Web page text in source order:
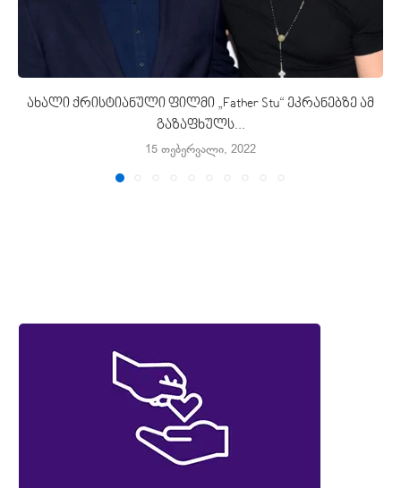
ახალი ქრისტიანული ფილმი „Father Stu“ ეკრანებზე ამ
გაზაფხულს...
15 თებერვალი, 2022